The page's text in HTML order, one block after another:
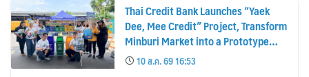
Thai Credit Bank Launches “Yaek
Dee, Mee Credit” Project, Transform
Minburi Market into a Prototype
Green Market, Driving the Circular
Economy and Turning Waste into
10 ส.ค. 69 16:53